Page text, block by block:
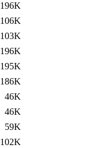
196K
106K
103K
196K
195K
186K
46K
46K
59K
102K